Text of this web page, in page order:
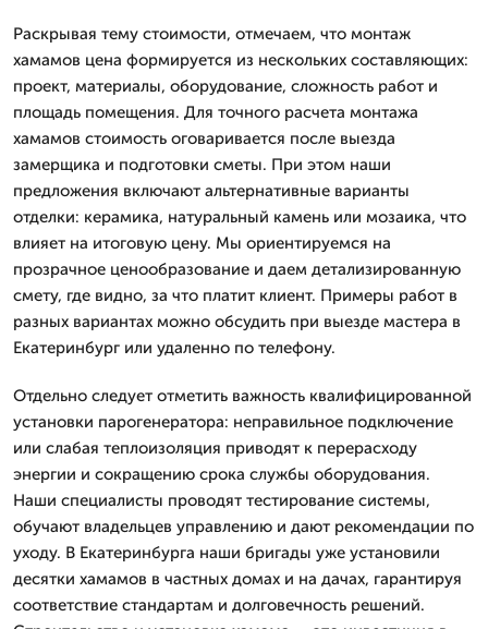
Раскрывая тему стоимости, отмечаем, что монтаж
хамамов цена формируется из нескольких составляющих:
проект, материалы, оборудование, сложность работ и
площадь помещения. Для точного расчета монтажа
хамамов стоимость оговаривается после выезда
замерщика и подготовки сметы. При этом наши
предложения включают альтернативные варианты
отделки: керамика, натуральный камень или мозаика, что
влияет на итоговую цену. Мы ориентируемся на
прозрачное ценообразование и даем детализированную
смету, где видно, за что платит клиент. Примеры работ в
разных вариантах можно обсудить при выезде мастера в
Екатеринбург или удаленно по телефону.
Отдельно следует отметить важность квалифицированной
установки парогенератора: неправильное подключение
или слабая теплоизоляция приводят к перерасходу
энергии и сокращению срока службы оборудования.
Наши специалисты проводят тестирование системы,
обучают владельцев управлению и дают рекомендации по
уходу. В Екатеринбурга наши бригады уже установили
десятки хамамов в частных домах и на дачах, гарантируя
соответствие стандартам и долговечность решений.